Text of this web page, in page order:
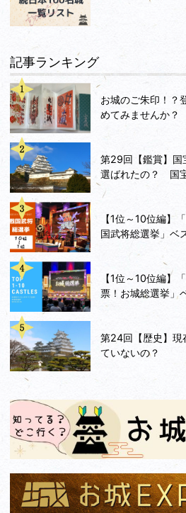
記事ランキング
お城のご朱印！？
めてみませんか？
第29回【鑑賞】国
選ばれたの？ 国
【1位～10位編】
国武将総選挙」ベ
【1位～10位編】
票！お城総選挙」
第24回【歴史】現
ていないの？